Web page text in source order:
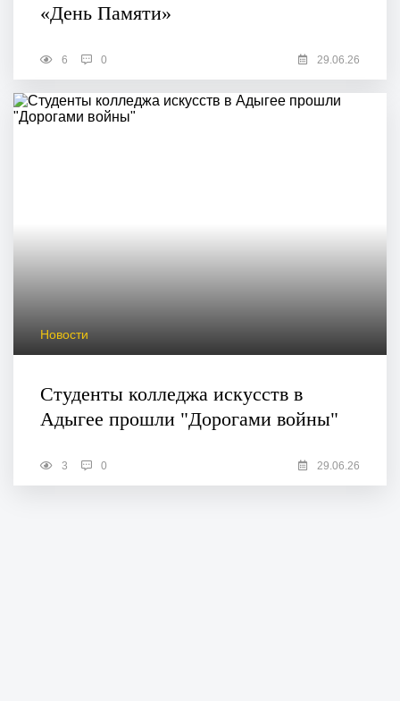
«День Памяти»
6 0 29.06.26
Новости
Студенты колледжа искусств в
Адыгее прошли "Дорогами войны"
3 0 29.06.26